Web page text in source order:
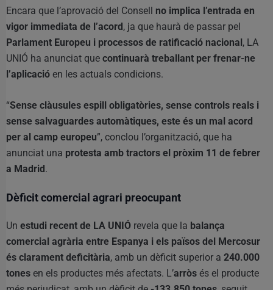
Encara que l’aprovació del Consell no implica l’entrada en
vigor immediata de l’acord , ja que haurà de passar pel
Parlament Europeu i processos de ratificació nacional , LA
UNIÓ ha anunciat que continuarà treballant per frenar-ne
l’aplicació en les actuals condicions.
“Sense clàusules espill obligatòries, sense controls reals i
sense salvaguardes automàtiques, este és un mal acord
per al camp europeu”, conclou l’organització, que ha
anunciat una protesta amb tractors el pròxim 11 de febrer
a Madrid .
Dèficit comercial agrari preocupant
Un estudi recent de LA UNIÓ revela que la balança
comercial agrària entre Espanya i els països del Mercosur
és clarament deficitària, amb un dèficit superior a 240.000
tones en els productes més afectats. L’arròs és el producte